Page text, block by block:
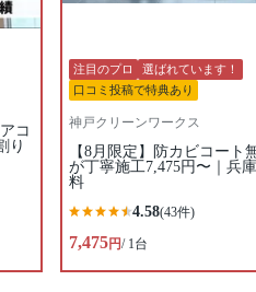
部プロモーションを含む場合があ
コ
り
注目のプロ
選ばれています！
口コミ投稿で特典あり
神戸クリーンワークス
【8月限定】防カビコート
が丁寧施工7,475円〜｜兵
料
4.58(43件)
7,475円/ 1台